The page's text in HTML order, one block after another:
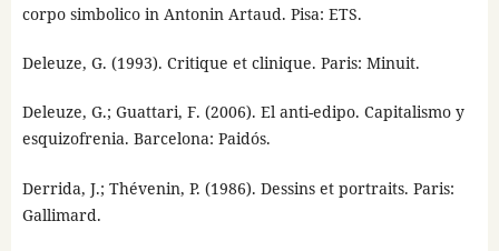
corpo simbolico in Antonin Artaud. Pisa: ETS.
Deleuze, G. (1993). Critique et clinique. Paris: Minuit.
Deleuze, G.; Guattari, F. (2006). El anti-edipo. Capitalismo y
esquizofrenia. Barcelona: Paidós.
Derrida, J.; Thévenin, P. (1986). Dessins et portraits. Paris:
Gallimard.